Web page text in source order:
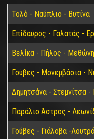
Τολό - Ναύπλιο - Βυτίνα
Επίδαυρος - Γαλατάς -
Βελίκα - Πήλος -
Γούβες - Μονεμβάσια -
Δημητσάνα - Στεμνίτσα -
Παράλιο Άστρος -
Γούβες - Γιάλοβα -